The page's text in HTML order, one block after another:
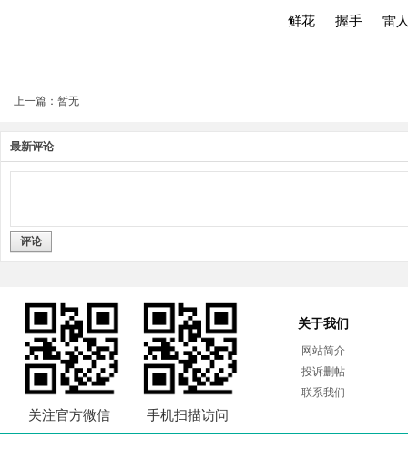
鲜花 握手 雷
上一篇：暂无
最新评论
评论
关注官方微信 手机扫描访问
关于我们
网站简介
投诉删帖
联系我们